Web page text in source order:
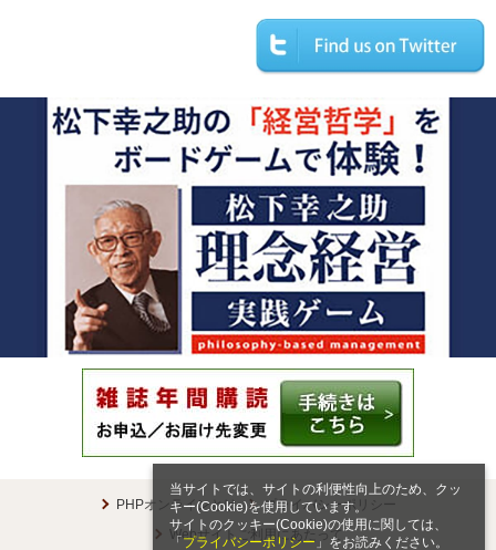
当サイトでは、サイトの利便性向上のため、クッ
キー(Cookie)を使用しています。
サイトのクッキー(Cookie)の使用に関しては、
「 プライバシーポリシー 」をお読みください。
PHPオンラインとは
プライバシーポリシー
Webサイトご利用にあたって